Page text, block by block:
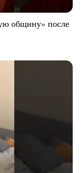
общину» после